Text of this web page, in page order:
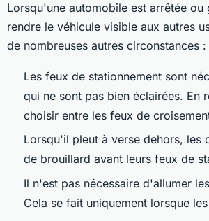
Lorsqu'une automobile est arrêtée
rendre le véhicule visible aux autres
de nombreuses autres circonstances :
Les feux de stationnement sont
qui ne sont pas bien éclairées.
choisir entre les feux de
Lorsqu'il pleut à verse dehors, les
de brouillard avant leurs feux de
Il n'est pas nécessaire d'allumer
Cela se fait uniquement lorsque